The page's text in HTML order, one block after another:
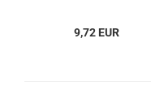
9,72 EUR